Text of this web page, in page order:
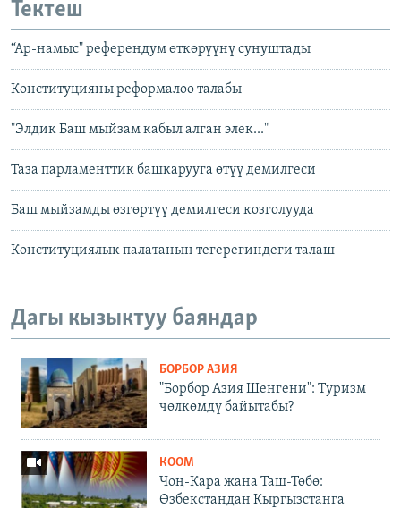
Тектеш
“Ар-намыс" референдум өткөрүүнү сунуштады
Конституцияны реформалоо талабы
"Элдик Баш мыйзам кабыл алган элек..."
Таза парламенттик башкарууга өтүү демилгеси
Баш мыйзамды өзгөртүү демилгеси козголууда
Конституциялык палатанын тегерегиндеги талаш
Дагы кызыктуу баяндар
БОРБОР АЗИЯ
"Борбор Азия Шенгени": Туризм
чөлкөмдү байытабы?
КООМ
Чоң-Кара жана Таш-Төбө:
Өзбекстандан Кыргызстанга